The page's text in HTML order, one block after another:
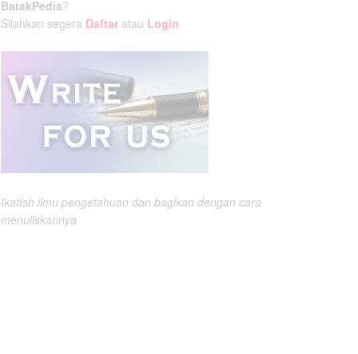
BatakPedia?
Silahkan segera Daftar atau Login
Ikatlah ilmu pengetahuan dan bagikan dengan cara
menuliskannya